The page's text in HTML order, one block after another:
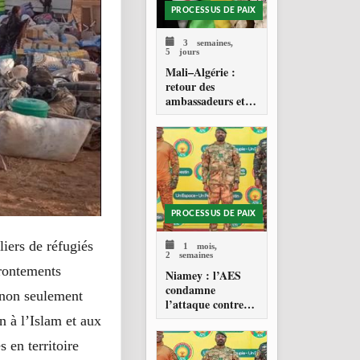
de réfugiés
seulement
à l’Islam et aux
en territoire
PROCESSUS DE PAIX
3 semaines,
5 jours
Mali–Algérie :
retour des
ambassadeurs et
réouverture des
espaces aériens
PROCESSUS DE PAIX
1 mois,
2 semaines
Niamey : l’AES
condamne
l’attaque contre
l’aéroport Diori
Hamani